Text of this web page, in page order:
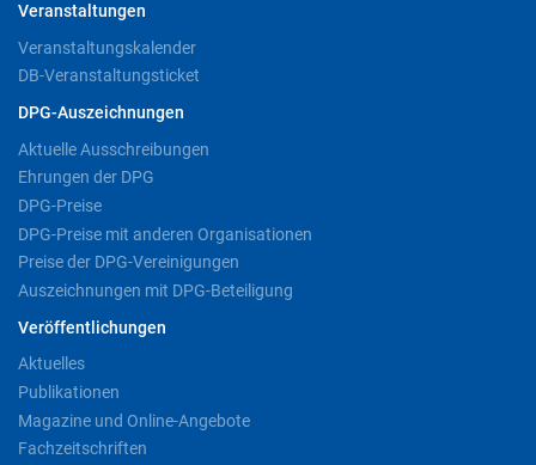
Veranstaltungen
Veranstaltungskalender
DB-Veranstaltungsticket
DPG-Auszeichnungen
Aktuelle Ausschreibungen
Ehrungen der DPG
DPG-Preise
DPG-Preise mit anderen Organisationen
Preise der DPG-Vereinigungen
Auszeichnungen mit DPG-Beteiligung
Veröffentlichungen
Aktuelles
Publikationen
Magazine und Online-Angebote
Fachzeitschriften